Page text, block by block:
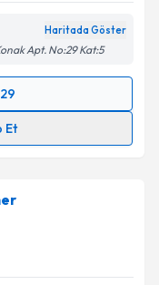
Haritada Göster
Apt. No:29 Kat:5
Et
bilgilendireceğiz.